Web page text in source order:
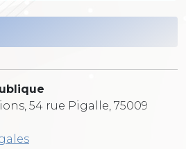
54 rue Pigalle, 75009